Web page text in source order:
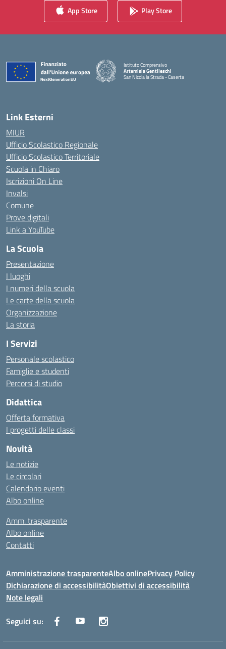
App Store Play Store
Istituto Comprensivo
Artemisia Gentileschi
San Nicola la Strada - Caserta
Link Esterni
MIUR
Ufficio Scolastico Regionale
Ufficio Scolastico Territoriale
Scuola in Chiaro
Iscrizioni On Line
Invalsi
Comune
Prove digitali
Link a YouTube
La Scuola
Presentazione
I luoghi
I numeri della scuola
Le carte della scuola
Organizzazione
La storia
I Servizi
Personale scolastico
Famiglie e studenti
Percorsi di studio
Didattica
Offerta formativa
I progetti delle classi
Novità
Le notizie
Le circolari
Calendario eventi
Albo online
Amm. trasparente
Albo online
Contatti
Amministrazione trasparenteAlbo onlinePrivacy Policy
Dichiarazione di accessibilitàObiettivi di accessibilità
Note legali
Seguici su: